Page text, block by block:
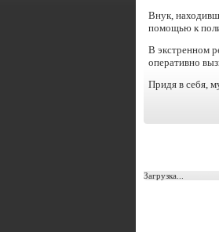
Внук,
помощью к
В экстренном
оперативно
Придя в себя,
Загрузка...